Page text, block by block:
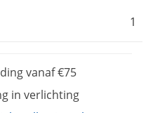
1
vanaf €75
in verlichting